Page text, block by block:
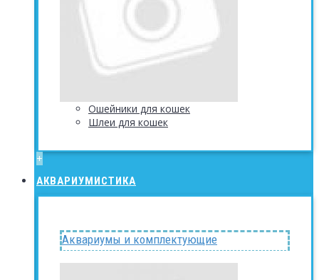
Ошейники для кошек
Шлеи для кошек
+
АКВАРИУМИСТИКА
Аквариумы и комплектующие